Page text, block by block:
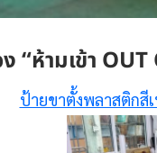
ห้ามเข้า OUT
ป้ายขาตั้งพลาสติกสีเ